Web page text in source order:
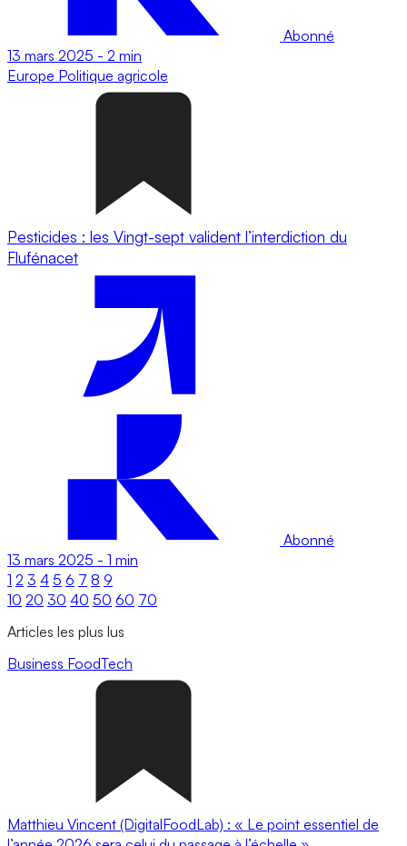
Abonné
13 mars 2025 - 2 min
Europe Politique agricole
Pesticides : les Vingt-sept valident l’interdiction du
Flufénacet
Abonné
13 mars 2025 - 1 min
1 2 3 4 5 6 7 8 9
10 20 30 40 50 60 70
Articles les plus lus
Business FoodTech
Matthieu Vincent (DigitalFoodLab) : « Le point essentiel de